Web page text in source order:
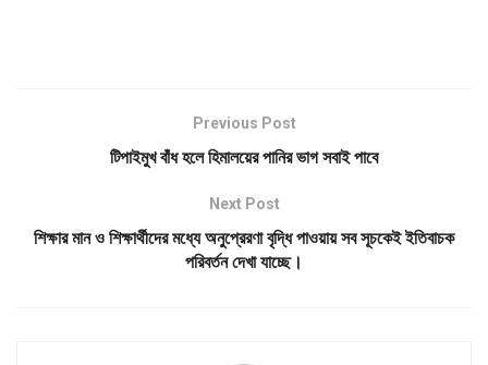
Previous Post
টিপাইমুখ বাঁধ হলে হিমালয়ের পানির ভাগ সবাই পাবে
Next Post
শিক্ষার মান ও শিক্ষার্থীদের মধ্যে অনুপ্রেরণা বৃদ্ধি পাওয়ায় সব সূচকেই ইতিবাচক
পরিবর্তন দেখা যাচ্ছে।